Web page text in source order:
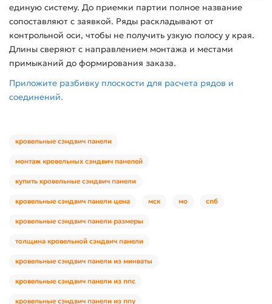
единую систему. До приемки партии полное название
сопоставляют с заявкой. Ряды раскладывают от
контрольной оси, чтобы не получить узкую полосу у края.
Длины сверяют с направлением монтажа и местами
примыканий до формирования заказа.
Приложите разбивку плоскости для расчета рядов и
соединений.
кровельные сэндвич панели
монтаж кровельных сэндвич панелей
купить кровельные сэндвич панели
кровельные сэндвич панели цена мск мо спб
кровельные сэндвич панели размеры
толщина кровельной сэндвич панели
кровельные сэндвич панели из минваты
кровельные сэндвич панели из ппс
кровельные сэндвич панели из ппу